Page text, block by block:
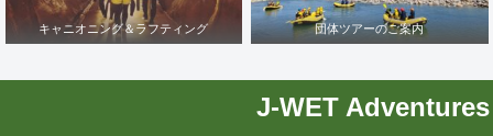
キャニオニング＆ラフティング 団体ツアーのご案内
J-WET Adventures